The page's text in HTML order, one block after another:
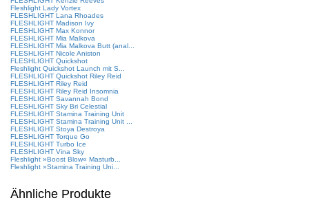
Fleshlight Lady Vortex
FLESHLIGHT Lana Rhoades
FLESHLIGHT Madison Ivy
FLESHLIGHT Max Konnor
FLESHLIGHT Mia Malkova
FLESHLIGHT Mia Malkova Butt (anal...
FLESHLIGHT Nicole Aniston
FLESHLIGHT Quickshot
Fleshlight Quickshot Launch mit S...
FLESHLIGHT Quickshot Riley Reid
FLESHLIGHT Riley Reid
FLESHLIGHT Riley Reid Insomnia
FLESHLIGHT Savannah Bond
FLESHLIGHT Sky Bri Celestial
FLESHLIGHT Stamina Training Unit
FLESHLIGHT Stamina Training Unit ...
FLESHLIGHT Stoya Destroya
FLESHLIGHT Torque Go
FLESHLIGHT Turbo Ice
FLESHLIGHT Vina Sky
Fleshlight »Boost Blow« Masturb...
Fleshlight »Stamina Training Uni...
Ähnliche Produkte